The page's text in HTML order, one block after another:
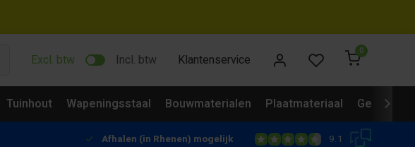
Excl. btw Incl. btw Klantenservice
0
Tuinhout Wapeningsstaal Bouwmaterialen Plaatmateriaal
Afhalen (in Rhenen) mogelijk 9.1